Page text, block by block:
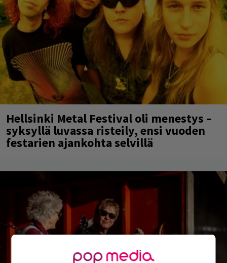
Hellsinki Metal Festival oli menestys –
syksyllä luvassa risteily, ensi vuoden
festarien ajankohta selvillä